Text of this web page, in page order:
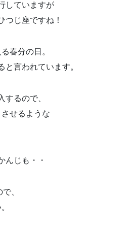
していますが
つじ座ですね！
春分の日。
言われています。
するので、
せるような
んじも・・
、